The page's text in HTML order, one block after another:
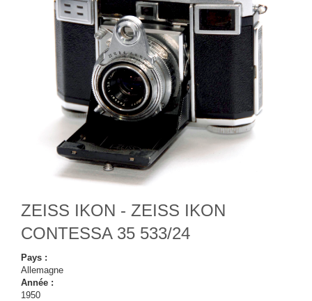
ZEISS IKON - ZEISS IKON
CONTESSA 35 533/24
Pays :
Allemagne
Année :
1950